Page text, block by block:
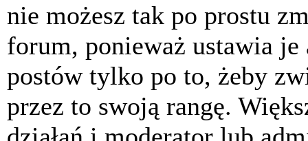
nie możesz tak po prostu
forum, ponieważ ustawia
postów tylko po to, żeby
przez to swoją rangę.